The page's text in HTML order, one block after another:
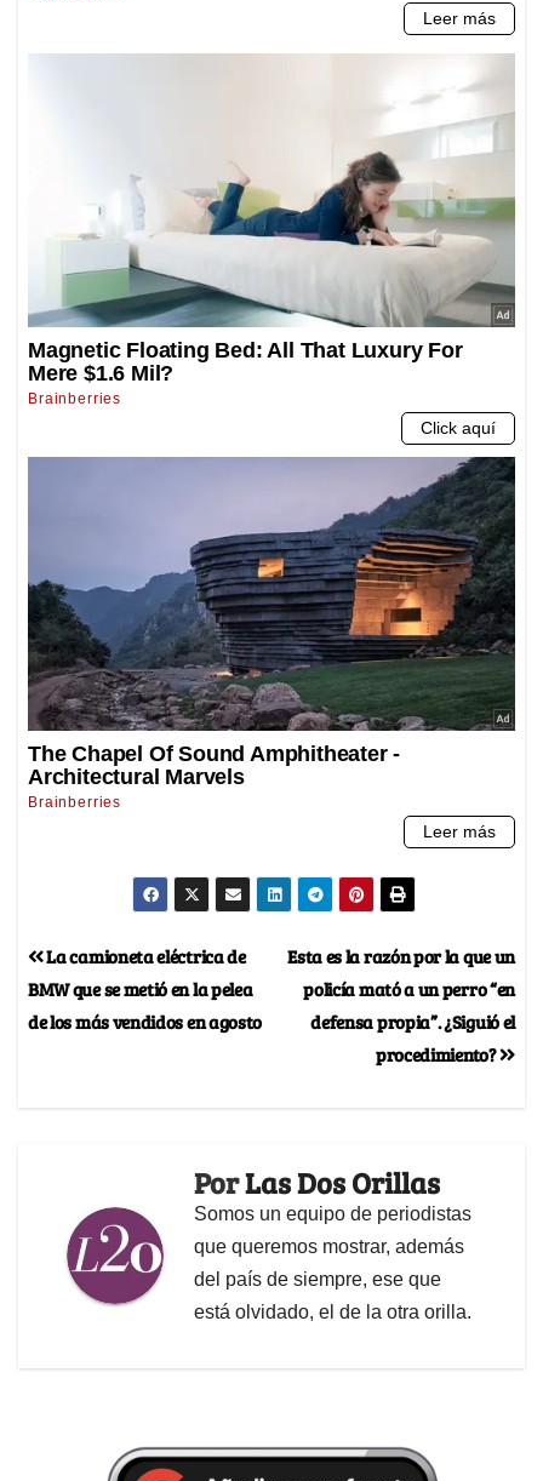
Esta es la razón por la que un
policía mató a un perro “en
defensa propia”. ¿Siguió el
procedimiento?
La camioneta eléctrica de
BMW que se metió en la pelea
de los más vendidos en agosto
PorLas Dos Orillas
Somos un equipo de periodistas
que queremos mostrar, además
del país de siempre, ese que
está olvidado, el de la otra orilla.